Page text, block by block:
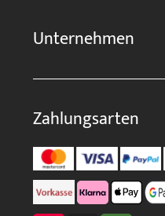
Unternehmen
Zahlungsarten